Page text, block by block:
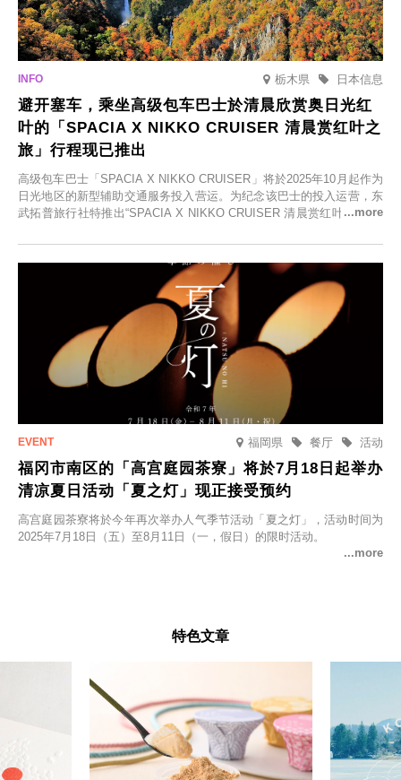
栃木県 日本信息
避开塞车，乘坐高级包车巴士於清晨欣赏奥日光红
叶的「SPACIA X NIKKO CRUISER 清晨赏红叶之
旅」行程现已推出
高级包车巴士「SPACIA X NIKKO CRUISER」将於2025年10月起作为
日光地区的新型辅助交通服务投入营运。为纪念该巴士的投入运营，东
武拓普旅行社特推出“SPACIA X NIKKO CRUISER 清晨赏红叶之旅”，
福岡県 活动
餐厅
福冈市南区的「高宫庭园茶寮」将於7月18日起举办
清凉夏日活动「夏之灯」现正接受预约
高宫庭园茶寮将於今年再次举办人气季节活动「夏之灯」，活动时间为
2025年7月18日（五）至8月11日（一，假日）的限时活动。
特色文章